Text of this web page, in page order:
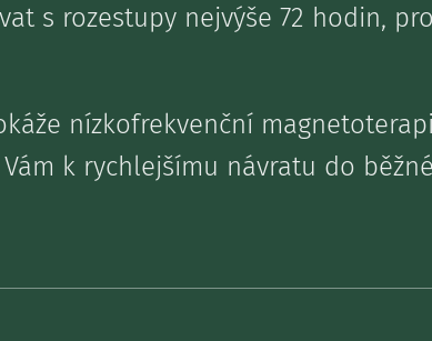
s rozestupy nejvýše 72 hodin,
nízkofrekvenční
k rychlejšímu návratu do